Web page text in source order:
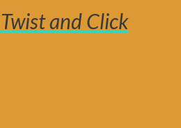
and Click